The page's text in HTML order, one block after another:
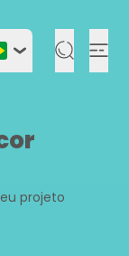
projeto